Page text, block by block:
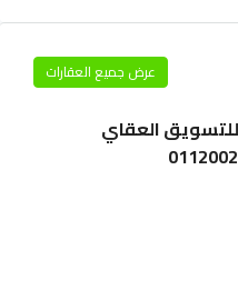
عرض جميع العقارات
العقاي